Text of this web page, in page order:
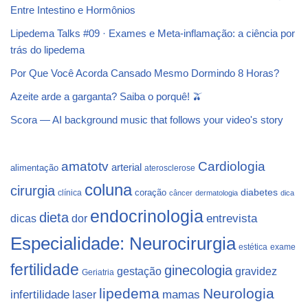
Entre Intestino e Hormônios
Lipedema Talks #09 · Exames e Meta-inflamação: a ciência por
trás do lipedema
Por Que Você Acorda Cansado Mesmo Dormindo 8 Horas?
Azeite arde a garganta? Saiba o porquê! 🫒
Scora — AI background music that follows your video's story
alimentação amatotv arterial aterosclerose Cardiologia
cirurgia clínica coluna coração câncer dermatologia diabetes dica
dicas dieta dor endocrinologia entrevista
Especialidade: Neurocirurgia estética exame
fertilidade Geriatria gestação ginecologia gravidez
infertilidade laser lipedema mamas Neurologia